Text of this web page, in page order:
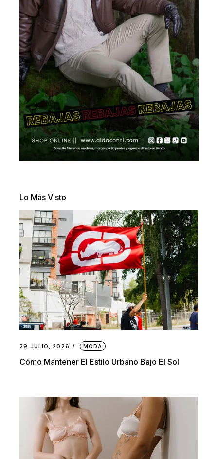
Lo Más Visto
29 JULIO, 2026 MODA
Cómo Mantener El Estilo Urbano Bajo El Sol